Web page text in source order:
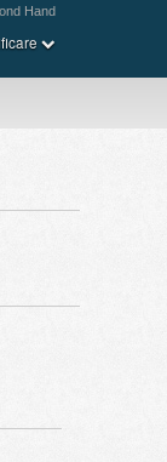
Hand